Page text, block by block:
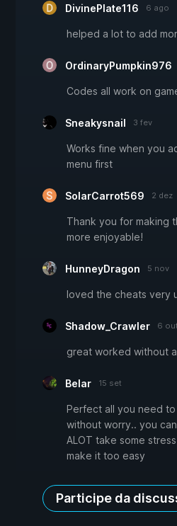
DivinePlate116 6 ago
helped a lot to add
OrdinaryPumpkin976
Codes all work on
Sneakysnail 3 fev
Works fine when you
menu first
SolarCarrot569 2 dez
Thank you for making
more enjoyable!
HunneyDragon 5 nov
loved the cheats very
Shadow_Crawler 6 out
great worked without
Belar 15 set
Perfect all you need
without worry.. you
ALOT take some
make it too easy
Participe da